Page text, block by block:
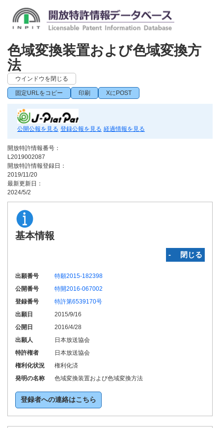
色域変換装置および色域変換方
法
ウインドウを閉じる
固定URLをコピー 印刷 XにPOST
公開公報を見る 登録公報を見る 経過情報を見る
開放特許情報番号：
L2019002087
開放特許情報登録日：
2019/11/20
最新更新日：
2024/5/2
基本情報
‐ 閉じる
出願番号
特願2015-182398
公開番号
特開2016-067002
登録番号
特許第6539170号
出願日
2015/9/16
公開日
2016/4/28
出願人
日本放送協会
特許権者
日本放送協会
権利化状況
権利化済
発明の名称
色域変換装置および色域変換方法
登録者への連絡はこちら